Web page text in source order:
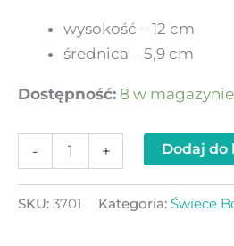
wysokość – 12 cm
średnica – 5,9 cm
Dostępność: 8 w magazynie
- + Dodaj do
SKU: 3701 Kategoria: Świece